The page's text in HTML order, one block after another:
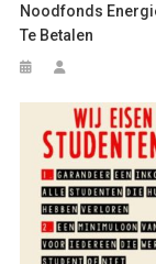
Noodfonds
Te Betalen